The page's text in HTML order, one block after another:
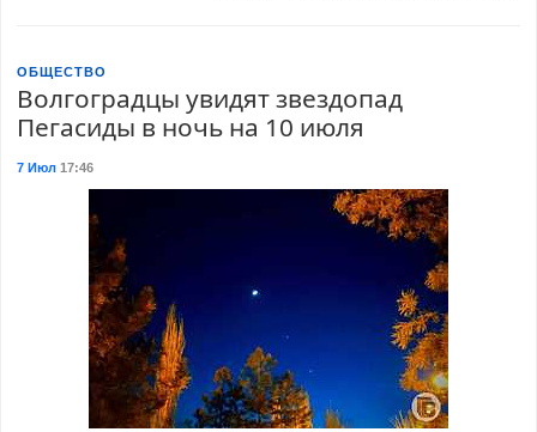
ОБЩЕСТВО
Волгоградцы увидят звездопад
Пегасиды в ночь на 10 июля
7 Июл17:46